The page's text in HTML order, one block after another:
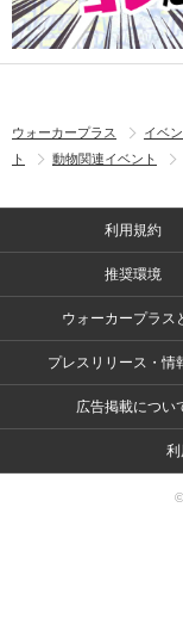
ウォーカープラス イベ
ト
動物関連イベント
利用規約
推奨環境
ウォーカープラス
プレスリリース・情
広告掲載につい